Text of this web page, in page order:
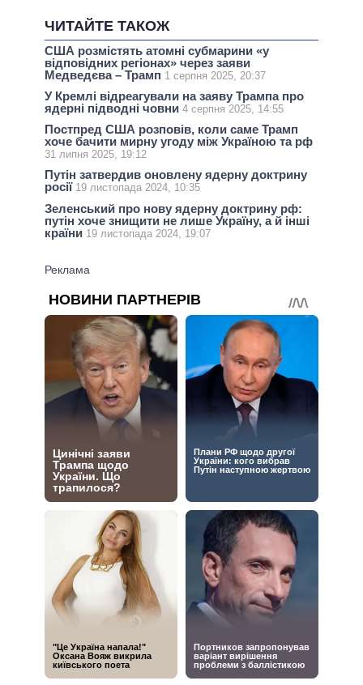
ЧИТАЙТЕ ТАКОЖ
США розмістять атомні субмарини «у
відповідних регіонах» через заяви
Медведєва – Трамп 1 серпня 2025, 20:37
У Кремлі відреагували на заяву Трампа про
ядерні підводні човни 4 серпня 2025, 14:55
Постпред США розповів, коли саме Трамп
хоче бачити мирну угоду між Україною та рф
31 липня 2025, 19:12
Путін затвердив оновлену ядерну доктрину
росії 19 листопада 2024, 10:35
Зеленський про нову ядерну доктрину рф:
путін хоче знищити не лише Україну, а й інші
країни 19 листопада 2024, 19:07